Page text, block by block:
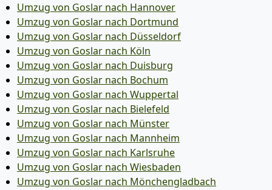
Umzug von Goslar nach Hannover
Umzug von Goslar nach Dortmund
Umzug von Goslar nach Düsseldorf
Umzug von Goslar nach Köln
Umzug von Goslar nach Duisburg
Umzug von Goslar nach Bochum
Umzug von Goslar nach Wuppertal
Umzug von Goslar nach Bielefeld
Umzug von Goslar nach Münster
Umzug von Goslar nach Mannheim
Umzug von Goslar nach Karlsruhe
Umzug von Goslar nach Wiesbaden
Umzug von Goslar nach Mönchen­gladbach